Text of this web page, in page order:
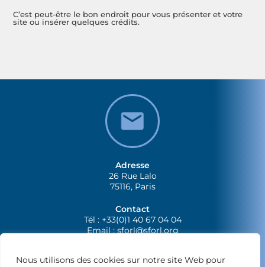
Nous utilisons des cookies sur notre site Web pour
C’est peut-être le bon endroit pour vous présenter et votre
site ou insérer quelques crédits.
Adresse
26 Rue Lalo
75116, Paris
Contact
Tél : +33(0)1 40 67 04 04
Email :sforl@sforl.org